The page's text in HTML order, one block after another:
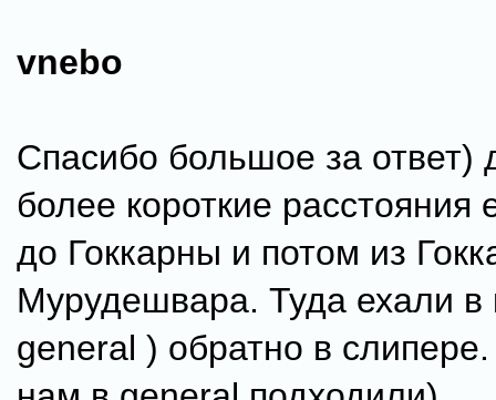
vnebo
Спасибо большое за ответ)
более короткие расстояния
до Гоккарны и потом из
Мурудешвара. Туда ехали в
general ) обратно в